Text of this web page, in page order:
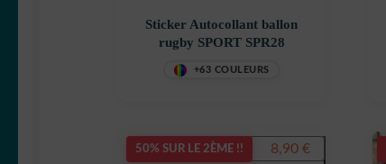
Sticker Autocollant ballon
rugby SPORT SPR28
+63 COULEURS
50% SUR LE 2ÈME !!
12,90
Le8,90€Le